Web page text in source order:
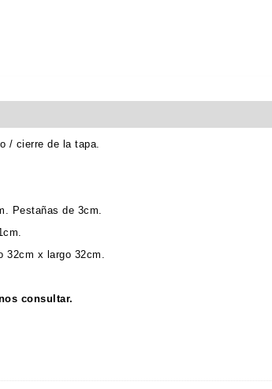
/ cierre de la tapa.
Pestañas de 3cm.
32cm x largo 32cm.
consultar.